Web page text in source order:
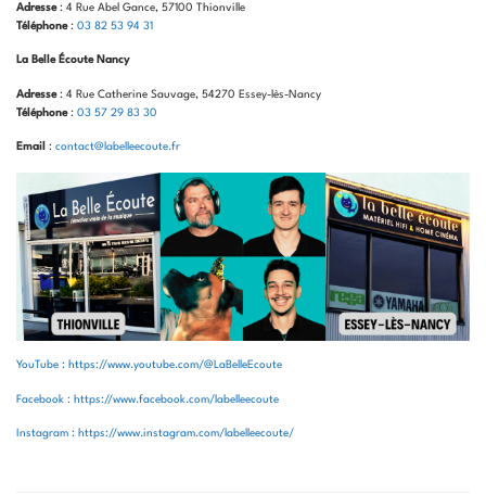
Adresse: 4 Rue Abel Gance, 57100 Thionville
Téléphone: 03 82 53 94 31
La Belle Écoute Nancy
Adresse: 4 Rue Catherine Sauvage, 54270 Essey-lès-Nancy
Téléphone: 03 57 29 83 30
Email : contact@labelleecoute.fr
YouTube : https://www.youtube.com/@LaBelleEcoute
Facebook : https://www.facebook.com/labelleecoute
Instagram : https://www.instagram.com/labelleecoute/